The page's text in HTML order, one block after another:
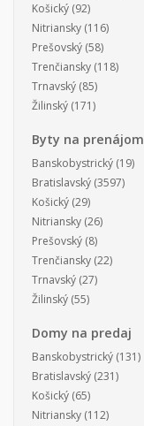
Košický (92)
Nitriansky (116)
Prešovský (58)
Trenčiansky (118)
Trnavský (85)
Žilinský (171)
Byty na prenájom
Banskobystrický (19)
Bratislavský (3597)
Košický (29)
Nitriansky (26)
Prešovský (8)
Trenčiansky (22)
Trnavský (27)
Žilinský (55)
Domy na predaj
Banskobystrický (131)
Bratislavský (231)
Košický (65)
Nitriansky (112)